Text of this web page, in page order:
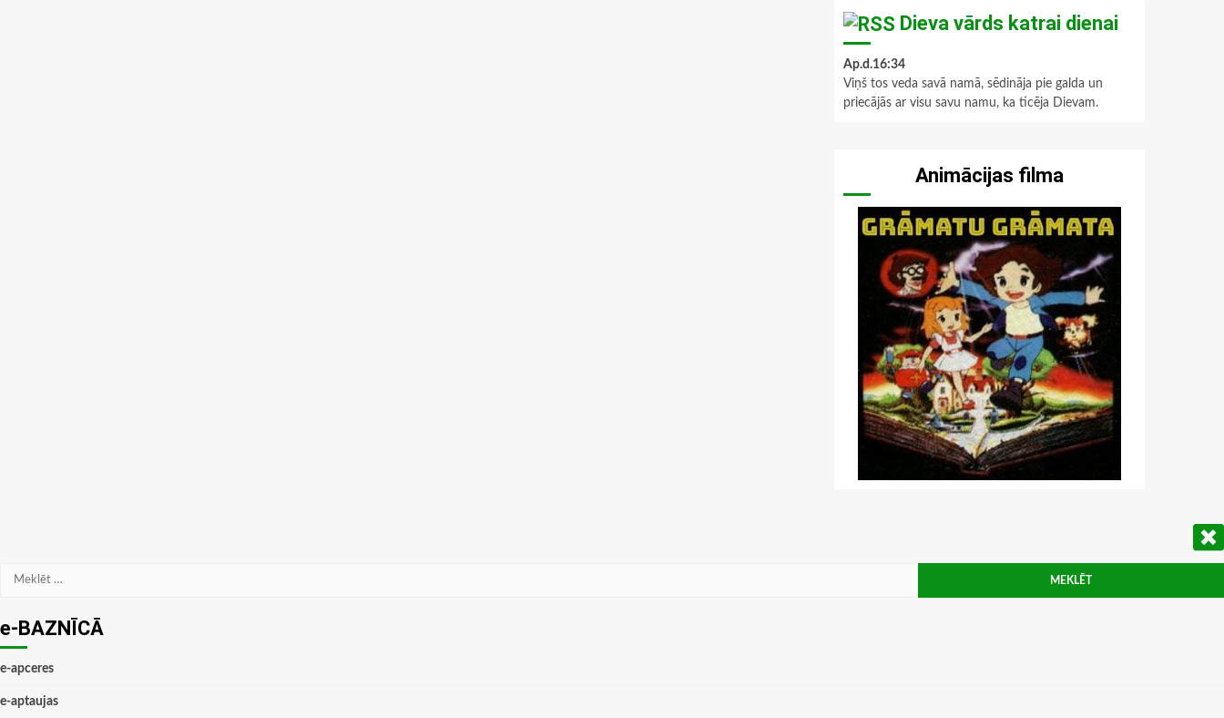
Dieva vārds katrai dienai
Ap.d.16:34
Viņš tos veda savā namā, sēdināja pie galda un
priecājās ar visu savu namu, ka ticēja Dievam.
Animācijas filma
Meklēt:
e-BAZNĪCĀ
e-apceres
e-aptaujas